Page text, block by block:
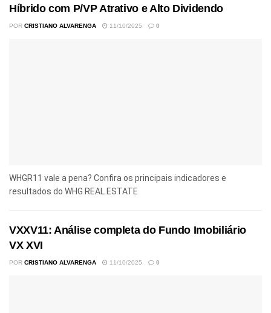
Híbrido com P/VP Atrativo e Alto Dividendo
POR CRISTIANO ALVARENGA 11/10/2025 0
WHGR11 vale a pena? Confira os principais indicadores e
resultados do WHG REAL ESTATE
VXXV11: Análise completa do Fundo Imobiliário
VX XVI
POR CRISTIANO ALVARENGA 11/10/2025 0